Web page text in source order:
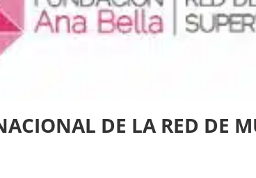
DE LA RED DE